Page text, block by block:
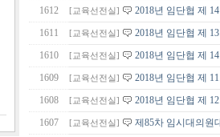
1612
[교육선전실]
2018년 임단협 제
1611
[교육선전실]
2018년 임단협 제
1610
[교육선전실]
2018년 임단협 제
1609
[교육선전실]
2018년 임단협 제
1608
[교육선전실]
2018년 임단협 제
1607
[교육선전실]
제85차 임시대의원